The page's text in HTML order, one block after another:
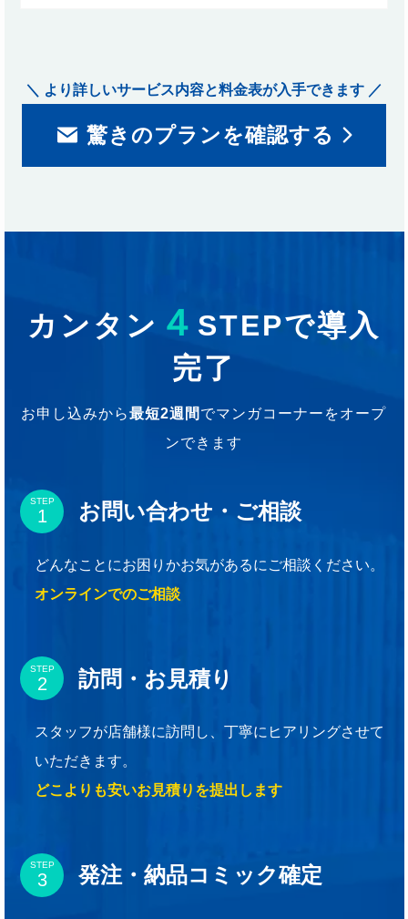
＼ より詳しいサービス内容と料金表が入手できます ／
驚きのプランを確認する
カンタン ４ STEPで導入
完了
お申し込みから最短2週間 でマンガコーナーをオープ
ンできます
STEP お問い合わせ・ご相談
どんなことにお困りかお気があるにご相談ください。
オンラインでのご相談
STEP 訪問・お見積り
スタッフが店舗様に訪問し、丁寧にヒアリングさせて
いただきます。
どこよりも安いお見積りを提出します
STEP 発注・納品コミック確定